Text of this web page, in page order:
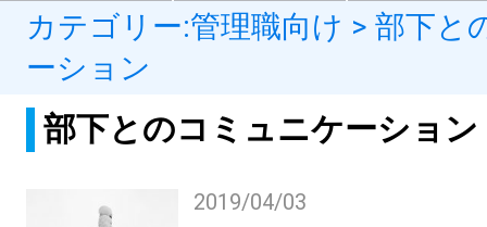
カテゴリー:管理職向け > 部下と
ーション
部下とのコミュニケーショ
2019/04/03